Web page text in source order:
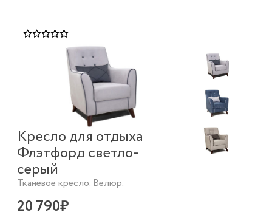
Кресло для отдыха
Флэтфорд светло-
серый
Тканевое кресло. Велюр.
20 790₽